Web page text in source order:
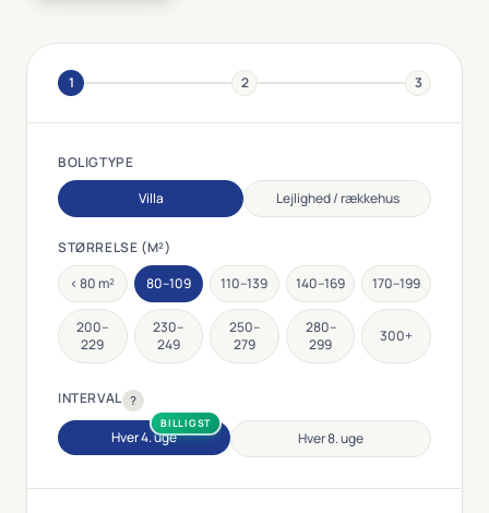
1 2 3
BOLIGTYPE
Villa
Lejlighed / rækkehus
STØRRELSE (M²)
< 80 m²
80–109 110–139 140–169 170–199
200–
229
230–
249
250–
279
280–
299
300+
INTERVAL ?
Hver 4. uge
BILLIGST
Hver 8. uge